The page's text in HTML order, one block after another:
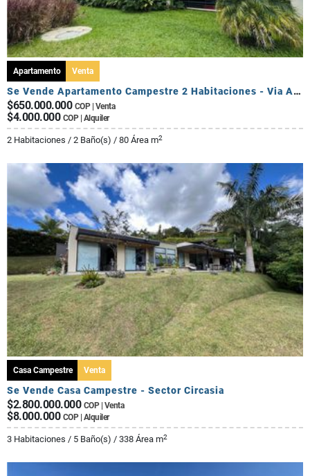
Apartamento Venta
Se Vende Apartamento Campestre 2 Habitaciones - Via Al Caimo
$650.000.000 COP | Venta
$4.000.000 COP | Alquiler
2 Habitaciones / 2 Baño(s) / 80 Área m2
Casa Campestre Venta
Se Vende Casa Campestre - Sector Circasia
$2.800.000.000 COP | Venta
$8.000.000 COP | Alquiler
3 Habitaciones / 5 Baño(s) / 338 Área m2